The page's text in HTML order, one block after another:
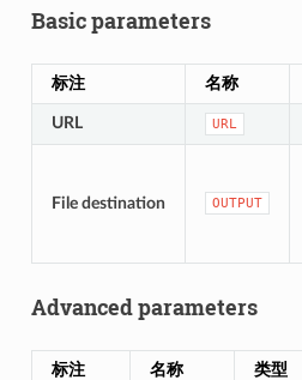
Basic parameters
标注 名称
URL URL
File destination OUTPUT
Advanced parameters
标注 名称 类型